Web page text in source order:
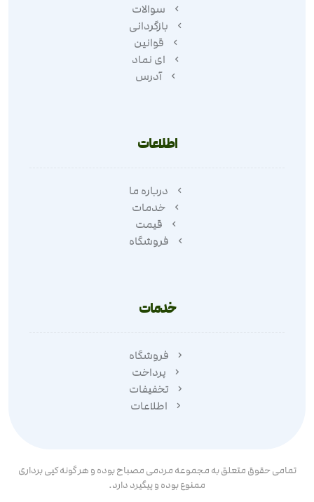
سوالات
بازگردانی
قوانین
ای نماد
آدرس
اطلاعات
درباره ما
خدمات
قیمت
فروشگاه
خدمات
فروشگاه
پرداخت
تخفیفات
اطلاعات
تمامی حقوق متعلق به مجموعه مردمی مصباح بوده و هر گونه کپی برداری
ممنوع بوده و پیگیرد دارد.